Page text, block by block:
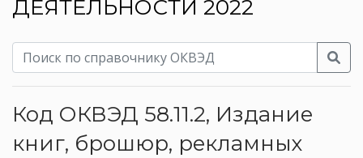
ДЕЯТЕЛЬНОСТИ 2022
Код ОКВЭД 58.11.2, Издание
книг, брошюр, рекламных